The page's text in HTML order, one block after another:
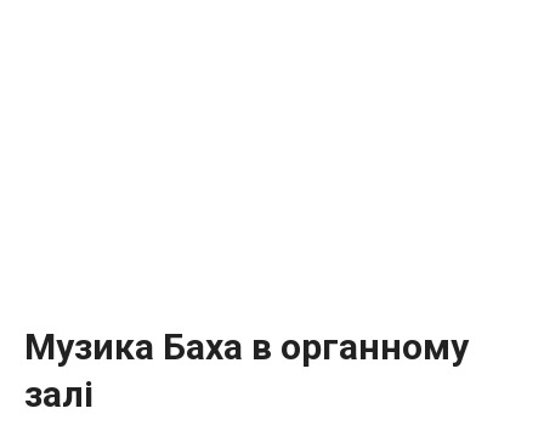
Музика Баха в органному
залі